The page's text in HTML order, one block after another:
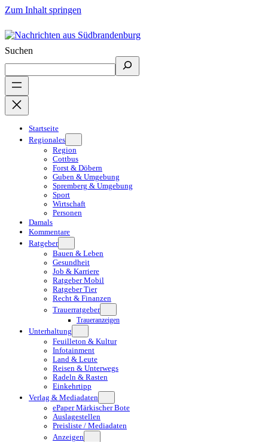
Zum Inhalt springen
Suchen
Startseite
Regionales
Region
Cottbus
Forst & Döbern
Guben & Umgebung
Spremberg & Umgebung
Sport
Wirtschaft
Personen
Damals
Kommentare
Ratgeber
Bauen & Leben
Gesundheit
Job & Karriere
Ratgeber Mobil
Ratgeber Tier
Recht & Finanzen
Trauerratgeber
Traueranzeigen
Unterhaltung
Feuilleton & Kultur
Infotainment
Land & Leute
Reisen & Unterwegs
Radeln & Rasten
Einkehrtipp
Verlag & Mediadaten
ePaper Märkischer Bote
Auslagestellen
Preisliste / Mediadaten
Anzeigen